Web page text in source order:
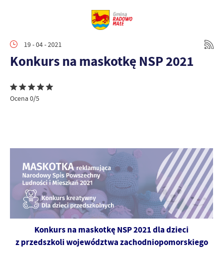
19 - 04 - 2021
Konkurs na maskotkę NSP 2021
Ocena 0/5
Konkurs na maskotkę NSP 2021 dla dzieci
z przedszkoli województwa zachodniopomorskiego